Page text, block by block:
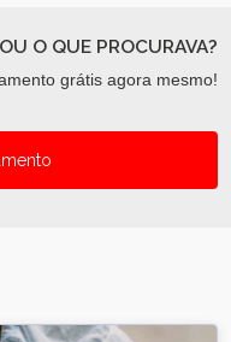
O QUE PROCURAVA?
grátis agora mesmo!